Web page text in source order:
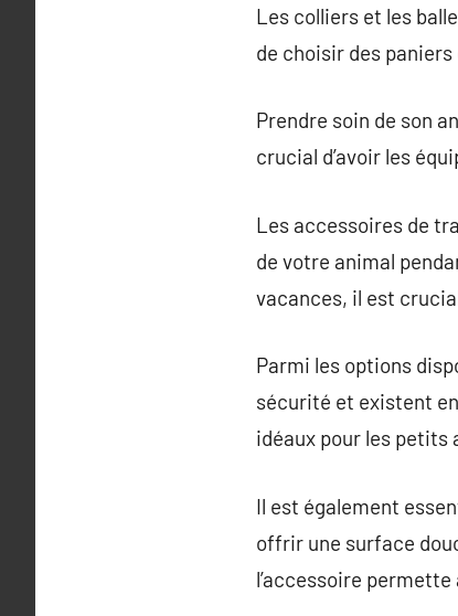
Les colliers et les
de choisir des
Prendre soin de son
crucial d’avoir les
Les accessoires de
de votre animal
vacances, il est
Parmi les options
sécurité et existent
idéaux pour les petits
Il est également
offrir une surface
l’accessoire permette